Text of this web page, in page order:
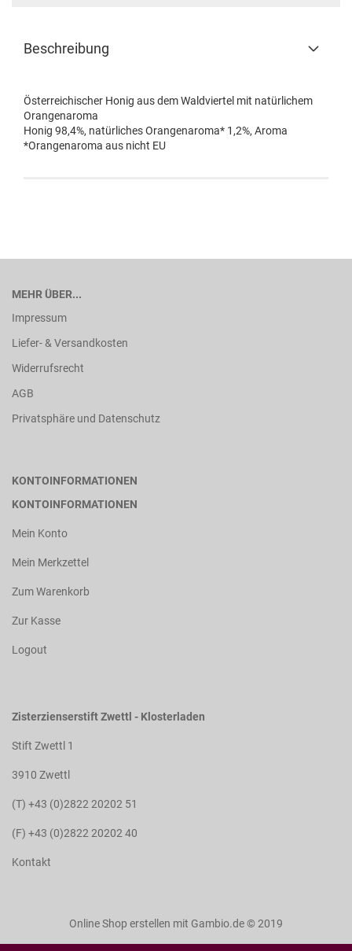
Beschreibung
Österreichischer Honig aus dem Waldviertel mit natürlichem
Orangenaroma
Honig 98,4%, natürliches Orangenaroma* 1,2%, Aroma
*Orangenaroma aus nicht EU
MEHR ÜBER...
Impressum
Liefer- & Versandkosten
Widerrufsrecht
AGB
Privatsphäre und Datenschutz
KONTOINFORMATIONEN
KONTOINFORMATIONEN
Mein Konto
Mein Merkzettel
Zum Warenkorb
Zur Kasse
Logout
Zisterzienserstift Zwettl - Klosterladen
Stift Zwettl 1
3910 Zwettl
(T) +43 (0)2822 20202 51
(F) +43 (0)2822 20202 40
Kontakt
Online Shop erstellen mit Gambio.de © 2019